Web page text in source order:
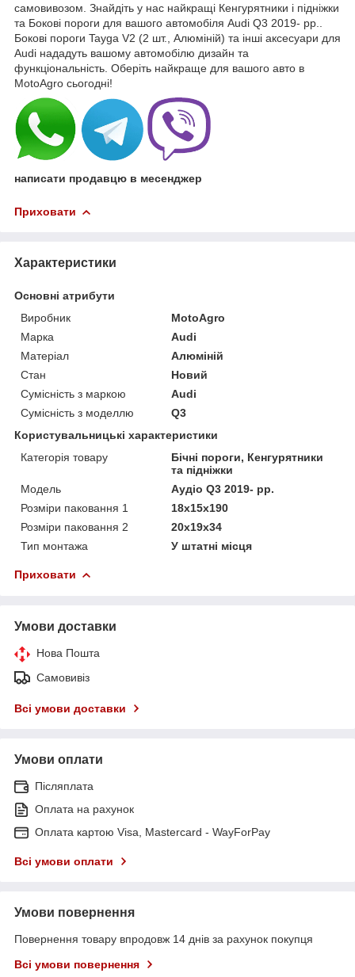
самовивозом. Знайдіть у нас найкращі Кенгурятники і підніжки
та Бокові пороги для вашого автомобіля Audi Q3 2019- рр..
Бокові пороги Tayga V2 (2 шт., Алюміній) та інші аксесуари для
Audi нададуть вашому автомобілю дизайн та
функціональність. Оберіть найкраще для вашого авто в
MotoAgro сьогодні!
написати продавцю в месенджер
Приховати
Характеристики
Основні атрибути
Виробник
MotoAgro
Марка
Audi
Матеріал
Алюміній
Стан
Новий
Сумісність з маркою
Audi
Сумісність з моделлю
Q3
Користувальницькі характеристики
Категорія товару
Бічні пороги, Кенгурятники
та підніжки
Мoдель
Аудіо Q3 2019- рр.
Розміри паковання 1
18x15x190
Розміри паковання 2
20x19x34
Тип монтажа
У штатні місця
Приховати
Умови доставки
Нова Пошта
Самовивіз
Всі умови доставки
Умови оплати
Післяплата
Оплата на рахунок
Оплата картою Visa, Mastercard - WayForPay
Всі умови оплати
Умови повернення
Повернення товару впродовж 14 днів за рахунок покупця
Всі умови повернення